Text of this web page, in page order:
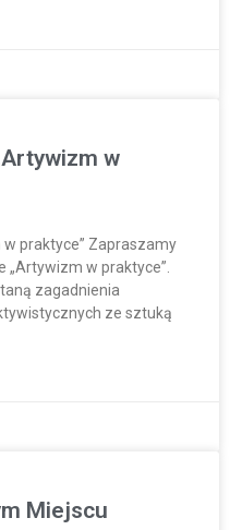
w
praktyce” Zapraszamy
„Artywizm w praktyce”.
zagadnienia
ze sztuką
Miejscu